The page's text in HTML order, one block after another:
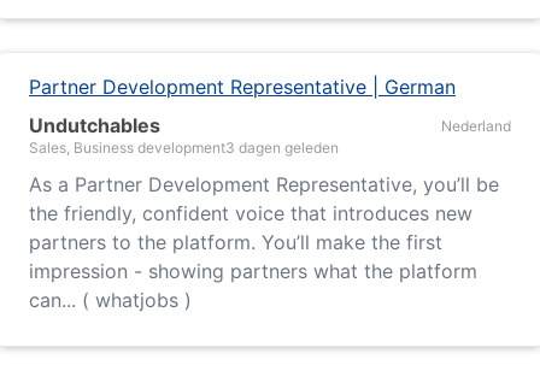
Partner Development Representative | German
Undutchables
Nederland
Sales, Business development3 dagen geleden
As a Partner Development Representative, you’ll be
the friendly, confident voice that introduces new
partners to the platform. You’ll make the first
impression - showing partners what the platform
can... ( whatjobs )